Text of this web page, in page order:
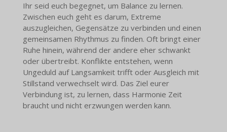
Ihr seid euch begegnet, um Balance zu lernen.
Zwischen euch geht es darum, Extreme
auszugleichen, Gegensätze zu verbinden und einen
gemeinsamen Rhythmus zu finden. Oft bringt einer
Ruhe hinein, während der andere eher schwankt
oder übertreibt. Konflikte entstehen, wenn
Ungeduld auf Langsamkeit trifft oder Ausgleich mit
Stillstand verwechselt wird. Das Ziel eurer
Verbindung ist, zu lernen, dass Harmonie Zeit
braucht und nicht erzwungen werden kann.